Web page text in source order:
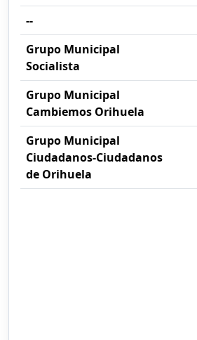
--
Grupo Municipal
Socialista
Grupo Municipal
Cambiemos Orihuela
Grupo Municipal
Ciudadanos-Ciudadanos
de Orihuela